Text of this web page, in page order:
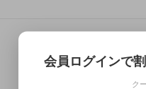
会員ログインで
ク